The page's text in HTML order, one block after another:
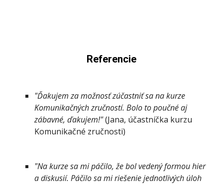
Referencie
"Ďakujem za možnosť zúčastniť sa na kurze
Komunikačných zručností. Bolo to poučné aj
zábavné, ďakujem!" (Jana, účastníčka kurzu
Komunikačné zručnosti)
"Na kurze sa mi páčilo, že bol vedený formou hier
a diskusií. Páčilo sa mi riešenie jednotlivých úloh